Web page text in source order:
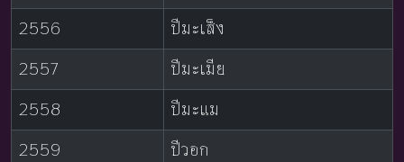
2556
ปีมะเส็ง
2557
ปีมะเมีย
2558
ปีมะแม
2559
ปีวอก